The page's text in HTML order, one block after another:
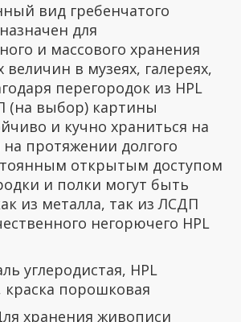
вид гребенчатого
для
и массового хранения
в музеях, галереях,
перегородок из HPL
(на выбор) картины
и кучно храниться на
протяжении долгого
открытым доступом
и полки могут быть
из металла, так из ЛСДП
негорючего HPL
углеродистая, HPL
порошковая
хранения живописи